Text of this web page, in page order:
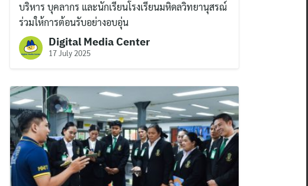
บริหาร บุคลากร และนักเรียนโรงเรียนมหิดลวิทยานุสรณ์
ร่วมให้การต้อนรับอย่างอบอุ่น
Digital Media Center
17 July 2025